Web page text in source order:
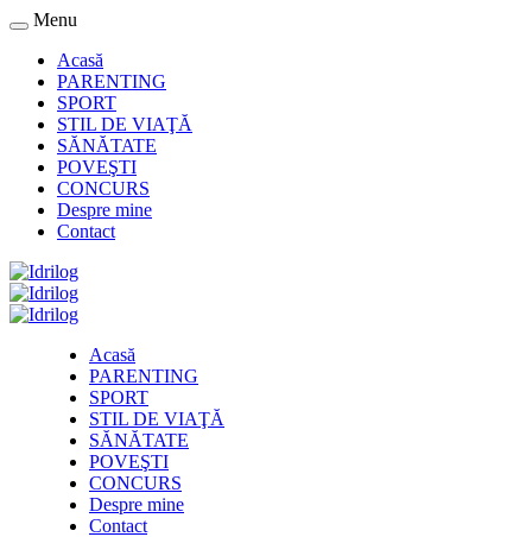
Menu
Acasă
PARENTING
SPORT
STIL DE VIAŢĂ
SĂNĂTATE
POVEŞTI
CONCURS
Despre mine
Contact
Acasă
PARENTING
SPORT
STIL DE VIAŢĂ
SĂNĂTATE
POVEŞTI
CONCURS
Despre mine
Contact